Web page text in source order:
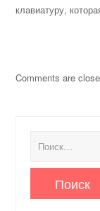
клавиатуру,
Comments are